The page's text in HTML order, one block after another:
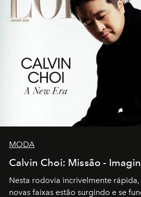
MODA
Calvin Choi: Missão -
Nesta rodovia incrivelmente
novas faixas estão surgindo e se